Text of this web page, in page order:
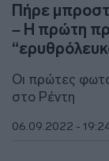
Πήρε
– Η πρώτη
Οι πρώτες
στο Ρέντη
06.09.2022 -